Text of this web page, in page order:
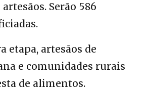
Serão 586
etapa, artesãos de
e comunidades rurais
de alimentos.